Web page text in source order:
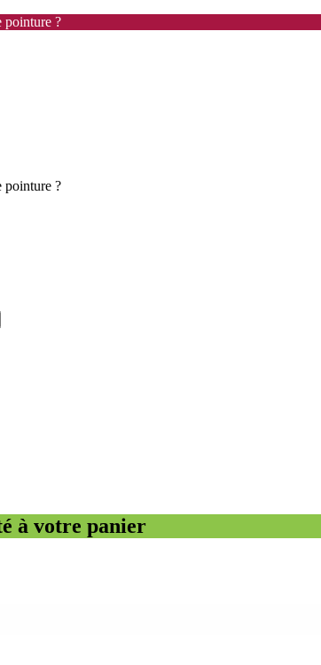
pointure ?
pointure ?
à votre panier